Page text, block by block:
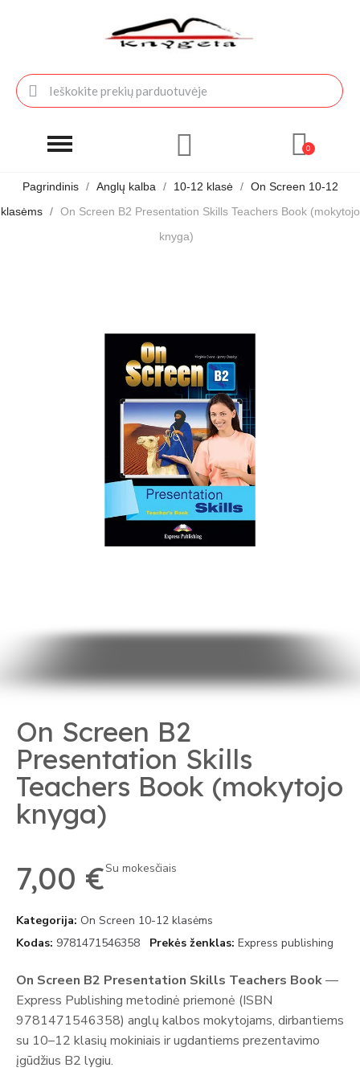
Pagrindinis Anglų kalba 10-12 klasė
On Screen 10-12
klasėms
On Screen B2 Presentation Skills Teachers Book (mokytojo
knyga)
On Screen B2
Presentation Skills
Teachers Book (mokytojo
knyga)
7,00 €Su mokesčiais
Kategorija On Screen 10-12 klasėms
Kodas 9781471546358 Prekės ženklas Express publishing
On Screen B2 Presentation Skills Teachers Book—
Express Publishing metodinė priemonė (ISBN
9781471546358) anglų kalbos mokytojams, dirbantiems
su 10–12 klasių mokiniais ir ugdantiems prezentavimo
įgūdžius B2 lygiu.